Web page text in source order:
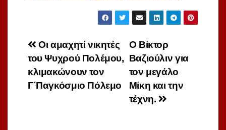
Πλοήγηση
άρθρων
Ο Βίκτορ
Βαζιούλιν για
τον μεγάλο
Μίκη και την
τέχνη.
Οι αμαχητί νικητές
του Ψυχρού Πολέμου,
κλιμακώνουν τον
Γ΄Παγκόσμιο Πόλεμο